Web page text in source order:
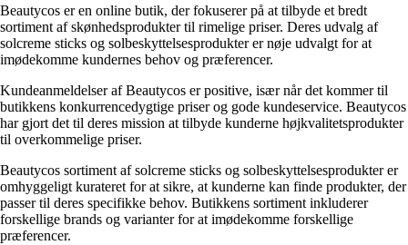
Beautycos er en online butik, der fokuserer på at tilbyde et bredt
sortiment af skønhedsprodukter til rimelige priser. Deres udvalg af
solcreme sticks og solbeskyttelsesprodukter er nøje udvalgt for at
imødekomme kundernes behov og præferencer.
Kundeanmeldelser af Beautycos er positive, især når det kommer til
butikkens konkurrencedygtige priser og gode kundeservice. Beautycos
har gjort det til deres mission at tilbyde kunderne højkvalitetsprodukter
til overkommelige priser.
Beautycos sortiment af solcreme sticks og solbeskyttelsesprodukter er
omhyggeligt kurateret for at sikre, at kunderne kan finde produkter, der
passer til deres specifikke behov. Butikkens sortiment inkluderer
forskellige brands og varianter for at imødekomme forskellige
præferencer.